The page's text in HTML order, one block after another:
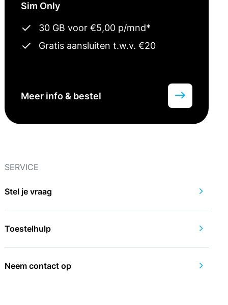
Sim Only
30 GB voor €5,00 p/mnd*
Gratis aansluiten t.w.v. €20
Meer info & bestel
SERVICE
Stel je vraag
Toestelhulp
Neem contact op